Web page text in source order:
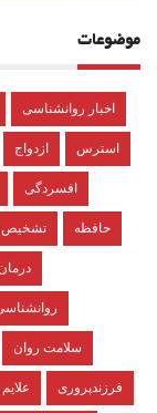
موضوعات
اخبار روانشناسی
ازدواج استرس
افسردگی
تشخیص حافظه
سلامت روان
فرزندپروری